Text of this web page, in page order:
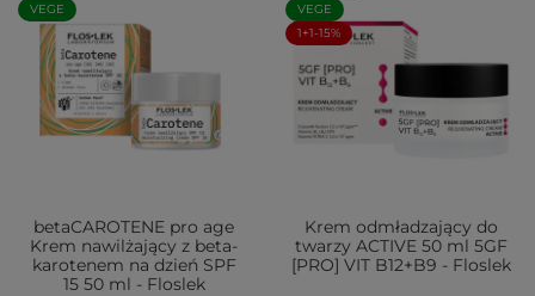
VEGE
betaCAROTENE pro age
Krem nawilżający z beta-
karotenem na dzień SPF
15 50 ml - Floslek
VEGE
1+1-15%
Krem odmładzający do
twarzy ACTIVE 50 ml 5GF
[PRO] VIT B12+B9 - Floslek